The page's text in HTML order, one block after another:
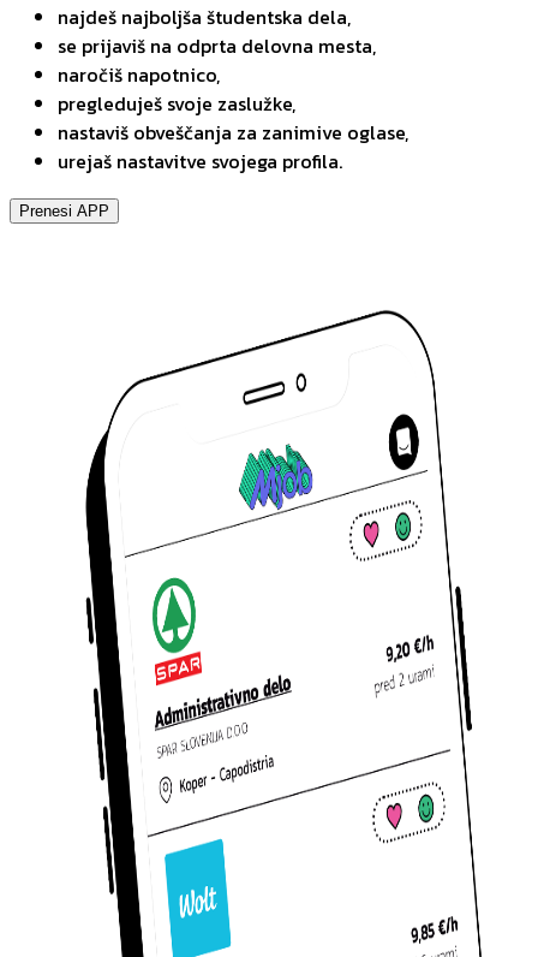
najdeš najboljša študentska dela,
se prijaviš na odprta delovna mesta,
naročiš napotnico,
pregleduješ svoje zaslužke,
nastaviš obveščanja za zanimive oglase,
urejaš nastavitve svojega profila.
Prenesi APP